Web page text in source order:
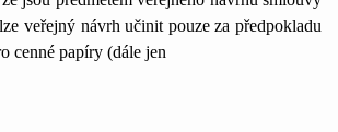
veřejný návrh učinit pouze za předpokladu
cenné papíry (dále jen